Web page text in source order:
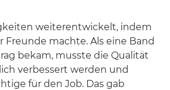
weiterentwickelt, indem
Freunde machte. Als eine Band
bekam, musste die Qualität
verbessert werden und
für den Job. Das gab